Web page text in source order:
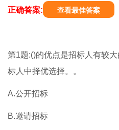
正确答案: 查看最佳答案
第1题:()的优点是招标人有较
标人中择优选择。。
A.公开招标
B.邀请招标